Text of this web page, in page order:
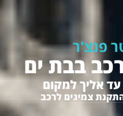
פנצ'ר
בבת ים
עד אליך למקום
צמיגים לרכב